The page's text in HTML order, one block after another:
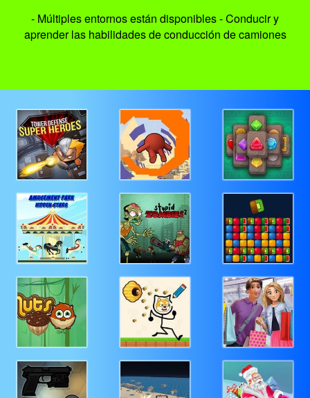
- Múltiples entornos están disponibles - Conducir y
aprender las habilidades de conducción de camiones